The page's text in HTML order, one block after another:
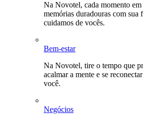
Na Novotel, cada momento
memórias duradouras com sua
cuidamos de vocês.
Bem-estar
Na Novotel, tire o tempo que
acalmar a mente e se
você.
Negócios